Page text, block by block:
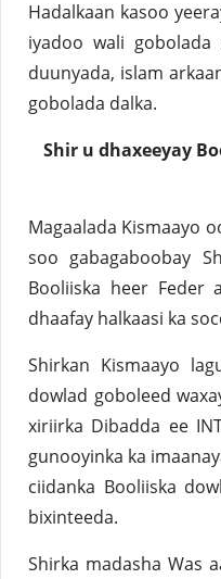
Hadalkaan kasoo
iyadoo wali
duunyada, islam
gobolada dalka.
Shir u dhaxeeyay
Magaalada Kismaayo
soo gabagaboobay
Booliiska heer
dhaafay halkaasi ka
Shirkan Kismaayo
dowlad goboleed
xiriirka Dibadda ee
gunooyinka ka
ciidanka Booliiska
bixinteeda.
Shirka madasha Was